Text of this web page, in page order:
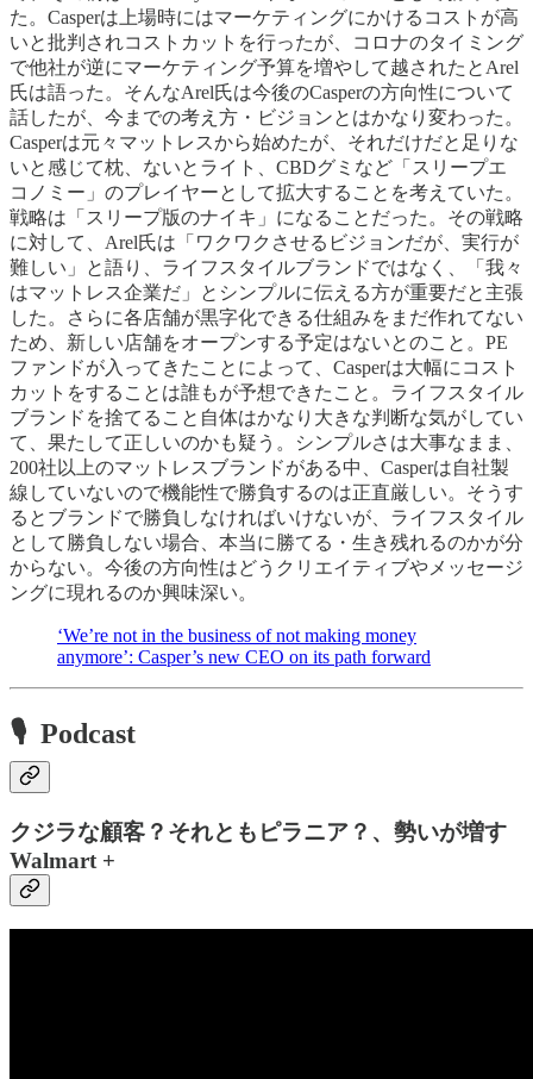
た。Casperは上場時にはマーケティングにかけるコストが高
いと批判されコストカットを行ったが、コロナのタイミング
で他社が逆にマーケティング予算を増やして越されたとArel
氏は語った。そんなArel氏は今後のCasperの方向性について
話したが、今までの考え方・ビジョンとはかなり変わった。
Casperは元々マットレスから始めたが、それだけだと足りな
いと感じて枕、ないとライト、CBDグミなど「スリープエ
コノミー」のプレイヤーとして拡大することを考えていた。
戦略は「スリープ版のナイキ」になることだった。その戦略
に対して、Arel氏は「ワクワクさせるビジョンだが、実行が
難しい」と語り、ライフスタイルブランドではなく、「我々
はマットレス企業だ」とシンプルに伝える方が重要だと主張
した。さらに各店舗が黒字化できる仕組みをまだ作れてない
ため、新しい店舗をオープンする予定はないとのこと。PE
ファンドが入ってきたことによって、Casperは大幅にコスト
カットをすることは誰もが予想できたこと。ライフスタイル
ブランドを捨てること自体はかなり大きな判断な気がしてい
て、果たして正しいのかも疑う。シンプルさは大事なまま、
200社以上のマットレスブランドがある中、Casperは自社製
線していないので機能性で勝負するのは正直厳しい。そうす
るとブランドで勝負しなければいけないが、ライフスタイル
として勝負しない場合、本当に勝てる・生き残れるのかが分
からない。今後の方向性はどうクリエイティブやメッセージ
ングに現れるのか興味深い。
‘We’re not in the business of not making money
anymore’: Casper’s new CEO on its path forward
🎙 Podcast
クジラな顧客？それともピラニア？、勢いが増す
Walmart +